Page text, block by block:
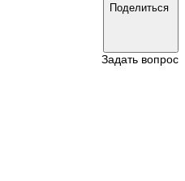
Поделиться
Задать вопрос